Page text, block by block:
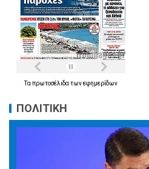
Τα πρωτοσέλιδα τωνεφημερίδων
ΠΟΛΙΤΙΚΗ